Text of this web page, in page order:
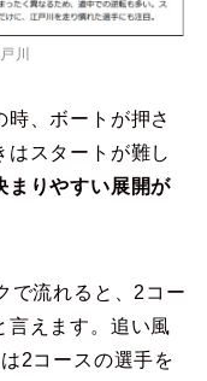
川
、ボートが押さ
はスタートが難し
まりやすい展開が
で流れると、2コー
言えます。追い風
2コースの選手を